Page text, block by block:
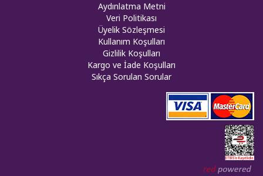
Aydınlatma Metni
Veri Politikası
Üyelik Sözleşmesi
Kullanım Koşulları
Gizlilik Koşulları
Kargo ve İade Koşulları
Sıkça Sorulan Sorular
Web